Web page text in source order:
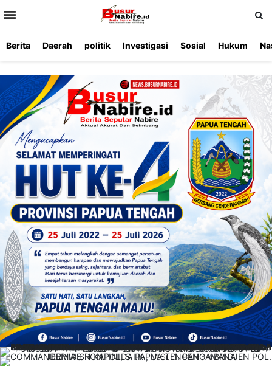
Berita Daerah politik Investigasi Sosial Hukum